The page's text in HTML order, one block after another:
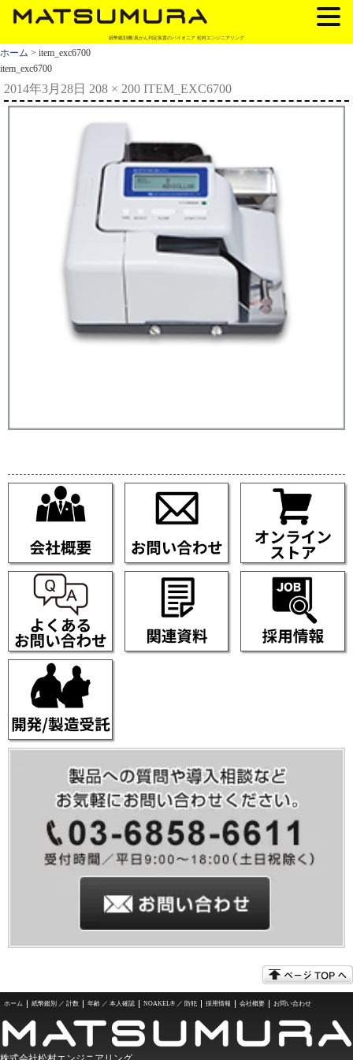
紙幣鑑別機/真がん判定装置のパイオニア 松村エンジニアリング
ホーム > item_exc6700
item_exc6700
2014年3月28日 208 × 200 ITEM_EXC6700
ホーム 紙幣鑑別 ／ 計数 年齢 ／ 本人確認 NOAKEL® ／ 防犯 採用情報 会社概要 お問い合わせ